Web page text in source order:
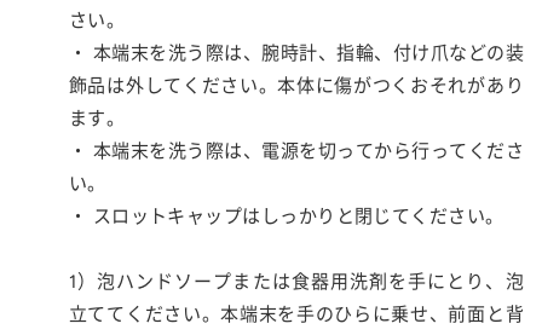
さい。
・ 本端末を洗う際は、腕時計、指輪、付け爪などの装
飾品は外してください。本体に傷がつくおそれがあり
ます。
・ 本端末を洗う際は、電源を切ってから行ってくださ
い。
・ スロットキャップはしっかりと閉じてください。
1）泡ハンドソープまたは食器用洗剤を手にとり、泡
立ててください。本端末を手のひらに乗せ、前面と背